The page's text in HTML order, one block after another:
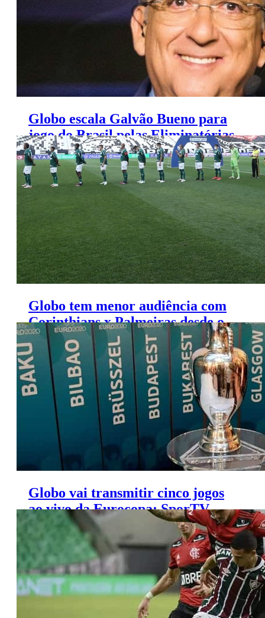
Globo escala Galvão Bueno para
jogo do Brasil pelas Eliminatórias
e da Inglaterra pela Eurocopa
Globo tem menor audiência com
Corinthians x Palmeiras desde o
início da pandemia
Globo vai transmitir cinco jogos
ao vivo da Eurocopa; SporTV
exibirá todas as partidas